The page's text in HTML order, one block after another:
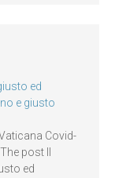
ed
e giusto
Covid-
post Il
ed